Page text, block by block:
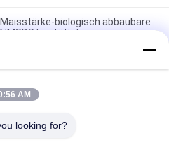
biologisch abbaubare
MSDS bestätigt
abbaubare Plastikabfall-
Tasche
Abfall-Taschen Winkels
AM
looking for?